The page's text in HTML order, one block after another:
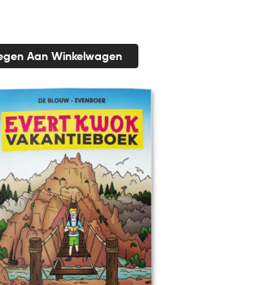
Aan Winkelwagen